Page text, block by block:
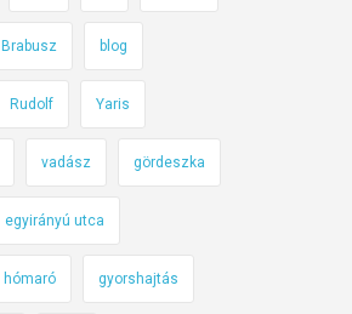
Brabusz blog
Rudolf Yaris
vadász gördeszka
egyirányú utca
hómaró gyorshajtás